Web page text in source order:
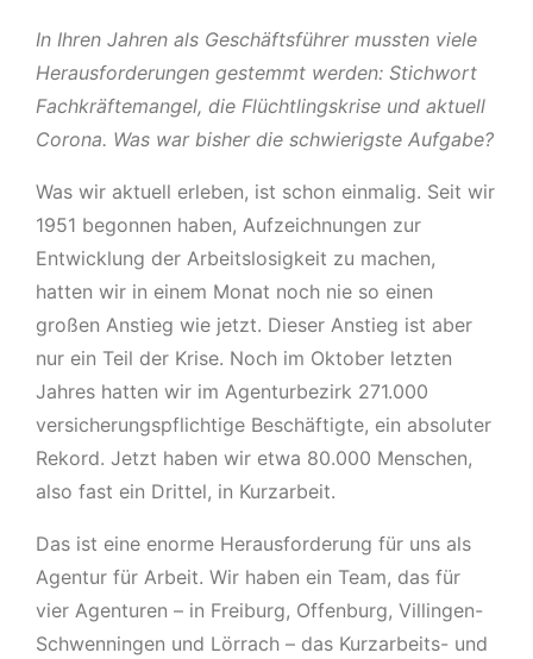
In Ihren Jahren als Geschäftsführer mussten viele
Herausforderungen gestemmt werden: Stichwort
Fachkräftemangel, die Flüchtlingskrise und aktuell
Corona. Was war bisher die schwierigste Aufgabe?
Was wir aktuell erleben, ist schon einmalig. Seit wir
1951 begonnen haben, Aufzeichnungen zur
Entwicklung der Arbeitslosigkeit zu machen,
hatten wir in einem Monat noch nie so einen
großen Anstieg wie jetzt. Dieser Anstieg ist aber
nur ein Teil der Krise. Noch im Oktober letzten
Jahres hatten wir im Agenturbezirk 271.000
versicherungspflichtige Beschäftigte, ein absoluter
Rekord. Jetzt haben wir etwa 80.000 Menschen,
also fast ein Drittel, in Kurzarbeit.
Das ist eine enorme Herausforderung für uns als
Agentur für Arbeit. Wir haben ein Team, das für
vier Agenturen – in Freiburg, Offenburg, Villingen-
Schwenningen und Lörrach – das Kurzarbeits- und